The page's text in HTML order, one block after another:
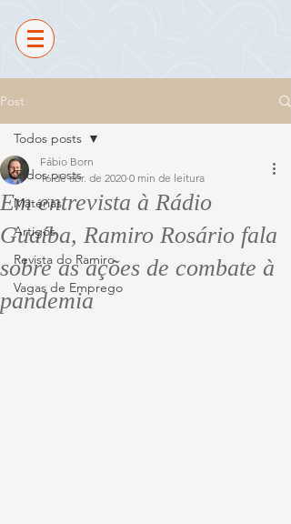
Post
Todos posts
Matérias
Artigos
Revista do Ramiro
Vagas de Emprego
Todos posts
Em entrevista à Rádio
Guaíba, Ramiro Rosário fala
sobre as ações de combate à
pandemia
Fábio Born
16 de abr. de 2020 0 min de leitura